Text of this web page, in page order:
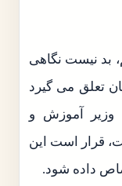
بد نیست نگاهی
تعلق می گیرد
وزیر آموزش و
قرار است این
داده شود.